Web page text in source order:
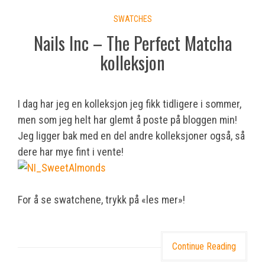
SWATCHES
Nails Inc – The Perfect Matcha
kolleksjon
I dag har jeg en kolleksjon jeg fikk tidligere i sommer,
men som jeg helt har glemt å poste på bloggen min!
Jeg ligger bak med en del andre kolleksjoner også, så
dere har mye fint i vente!
For å se swatchene, trykk på «les mer»!
Continue Reading